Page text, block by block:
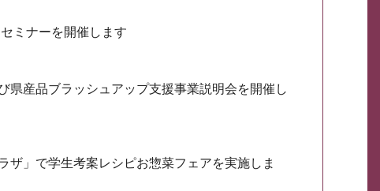
ミナーを開催します
県産品ブラッシュアップ支援事業説明会を開催し
ザ」で学生考案レシピお惣菜フェアを実施しま